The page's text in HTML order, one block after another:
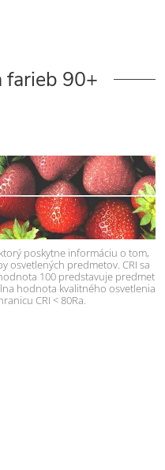
farieb 90+
poskytne informáciu o tom,
osvetlených predmetov. CRI sa
100 predstavuje predmet
hodnota kvalitného osvetlenia
CRI < 80Ra.